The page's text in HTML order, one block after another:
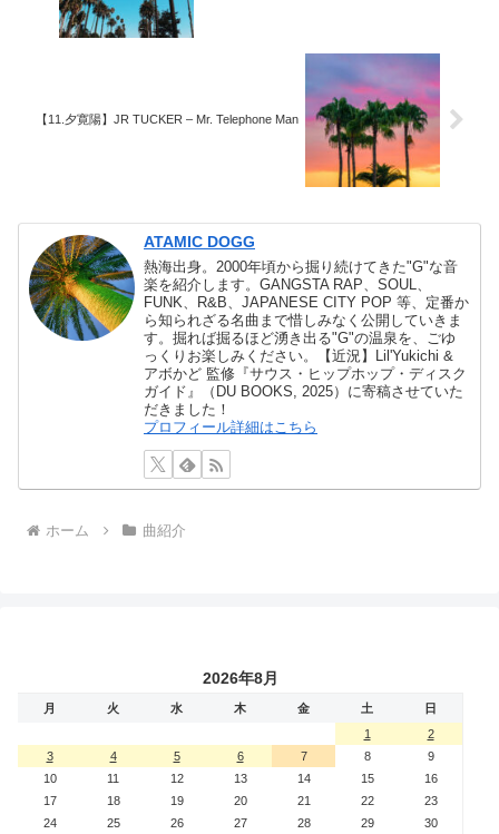
【11.夕寛陽】JR TUCKER – Mr. Telephone Man
ATAMIC DOGG
熱海出身。2000年頃から掘り続けてきた"G"な音
楽を紹介します。GANGSTA RAP、SOUL、
FUNK、R&B、JAPANESE CITY POP 等、定番か
ら知られざる名曲まで惜しみなく公開していきま
す。掘れば掘るほど湧き出る"G"の温泉を、ごゆ
っくりお楽しみください。【近況】Lil'Yukichi &
アボかど 監修『サウス・ヒップホップ・ディスク
ガイド』（DU BOOKS, 2025）に寄稿させていた
だきました！
プロフィール詳細はこちら
ホーム 曲紹介
2026年8月
月 火 水 木 金 土
日
1
2
3
4 5 6 7 8
9
10
11 12 13 14 15
16
17
18 19 20 21 22
23
24
25 26 27 28 29
30